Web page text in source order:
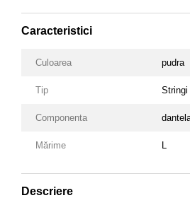
Caracteristici
Culoarea pudra
Tip Stringi
Componenta
Mărime
Descriere